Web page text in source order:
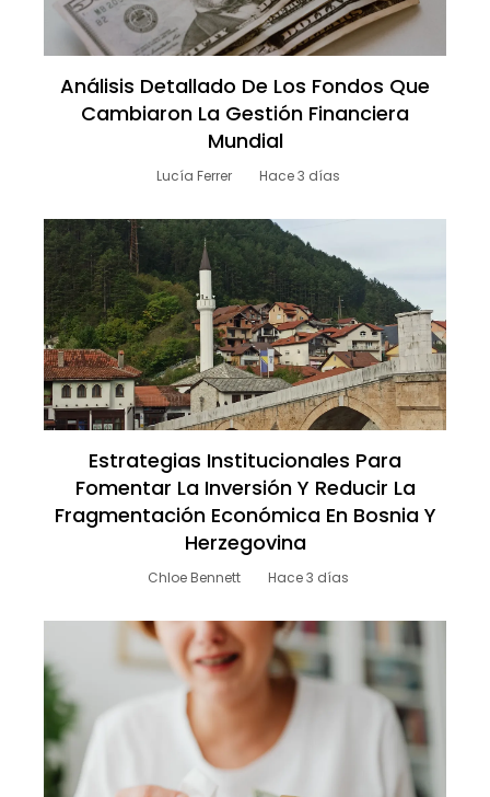
Análisis Detallado De Los Fondos Que
Cambiaron La Gestión Financiera
Mundial
Lucía Ferrer Hace 3 días
Estrategias Institucionales Para
Fomentar La Inversión Y Reducir La
Fragmentación Económica En Bosnia Y
Herzegovina
Chloe Bennett Hace 3 días